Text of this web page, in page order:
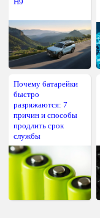
Почему батарейки
быстро
разряжаются: 7
причин и способы
продлить срок
службы